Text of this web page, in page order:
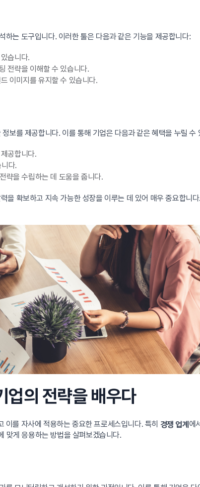
는 도구입니다. 이러한 툴은 다음과 같은 기능을 제공합니다:
습니다.
전략을 이해할 수 있습니다.
이미지를 유지할 수 있습니다.
보를 제공합니다. 이를 통해 기업은 다음과 같은 혜택을 누릴 수
공합니다.
다.
략을 수립하는 데 도움을 줍니다.
확보하고 지속 가능한 성장을 이루는 데 있어 매우 중요합니
업의 전략을 배우다
를 자사에 적용하는 중요한 프로세스입니다. 특히 경쟁 업계 에
맞게 응용하는 방법을 살펴보겠습니다.